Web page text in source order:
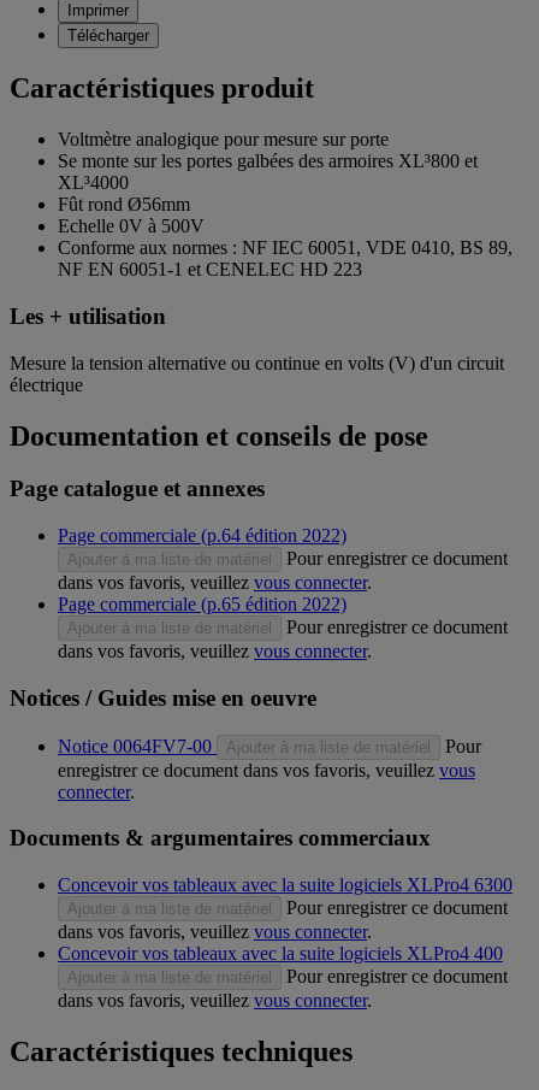
Imprimer
Télécharger
Caractéristiques produit
Voltmètre analogique pour mesure sur porte
Se monte sur les portes galbées des armoires XL³800 et
XL³4000
Fût rond Ø56mm
Echelle 0V à 500V
Conforme aux normes : NF IEC 60051, VDE 0410, BS 89,
NF EN 60051-1 et CENELEC HD 223
Les + utilisation
Mesure la tension alternative ou continue en volts (V) d'un circuit
électrique
Documentation et conseils de pose
Page catalogue et annexes
Page commerciale (p.64 édition 2022)
Ajouter à ma liste de matériel
Pour enregistrer ce document
dans vos favoris, veuillez vous connecter.
Page commerciale (p.65 édition 2022)
Ajouter à ma liste de matériel
Pour enregistrer ce document
dans vos favoris, veuillez vous connecter.
Notices / Guides mise en oeuvre
Notice 0064FV7-00 Ajouter à ma liste de matériel
Pour
enregistrer ce document dans vos favoris, veuillez vous
connecter.
Documents & argumentaires commerciaux
Concevoir vos tableaux avec la suite logiciels XLPro4 6300
Ajouter à ma liste de matériel
Pour enregistrer ce document
dans vos favoris, veuillez vous connecter.
Concevoir vos tableaux avec la suite logiciels XLPro4 400
Ajouter à ma liste de matériel
Pour enregistrer ce document
dans vos favoris, veuillez vous connecter.
Caractéristiques techniques